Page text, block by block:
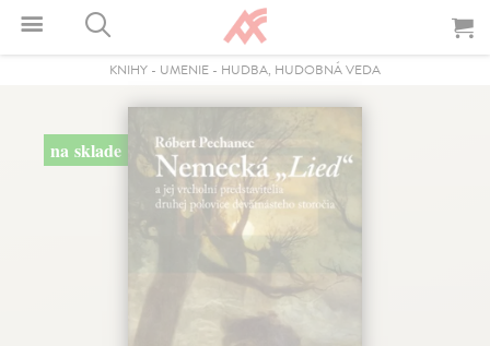
KNIHY - UMENIE - HUDBA, HUDOBNÁ VEDA
na sklade